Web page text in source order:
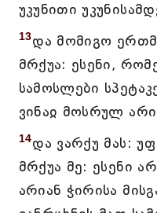
უკუნითი
13და მომიგო
მრქუა: ესენი,
სამოსლები
ვინაჲ მოსრულ
14და ვარქუ მას:
მრქუა მე: ესენი
არიან ჭირისა